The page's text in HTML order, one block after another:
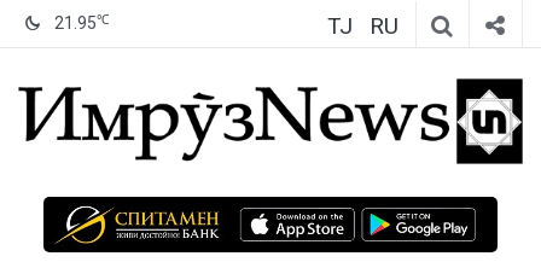
21.95℃ TJ RU
ИмрӯзNews